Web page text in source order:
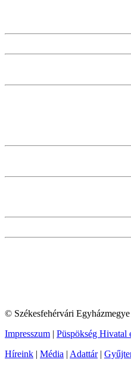
© Székesfehérvári Egyházmegye
Impresszum | Püspökség Hivatal
Híreink | Média | Adattár|